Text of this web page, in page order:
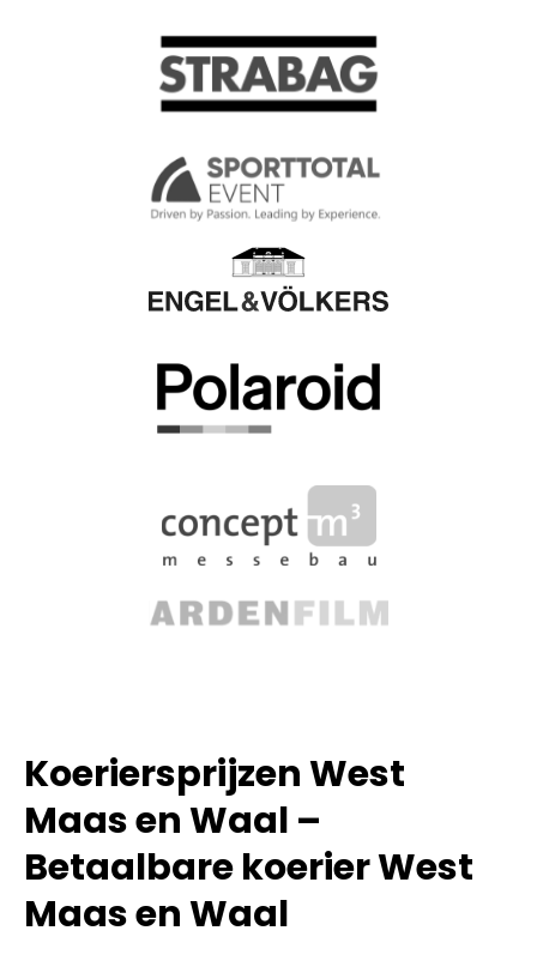
Koeriersprijzen West
Maas en Waal –
Betaalbare koerier West
Maas en Waal